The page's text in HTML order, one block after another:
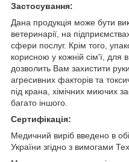
Застосування:
Дана продукція може бути
ветеринарії, на
сфери послуг. Крім того,
корисною у кожній сім'ї, для
дозволить Вам захистити
агресивних факторів та
під крана, хімічних миючих
багато іншого.
Сертифікація:
Медичний виріб введено в
України згідно з вимогами